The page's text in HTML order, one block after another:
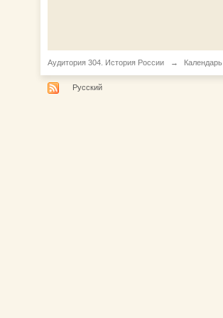
Аудитория 304. История России → Календарь
Русский